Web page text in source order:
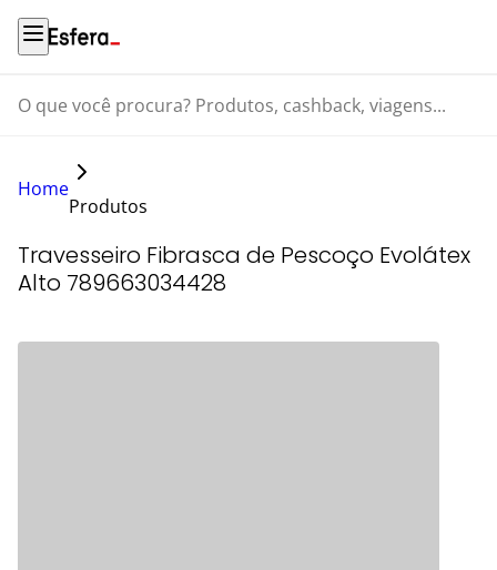
O que você procura? Produtos, cashback, viagens...
Home
Produtos
Travesseiro Fibrasca de Pescoço Evolátex
Alto 789663034428